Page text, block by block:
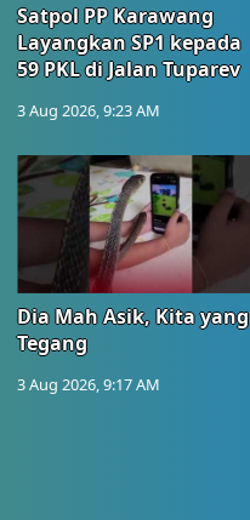
Satpol PP Karawang
Layangkan SP1 kepada
59 PKL di Jalan Tuparev
3 Aug 2026, 9:23 AM
Dia Mah Asik, Kita yang
Tegang
3 Aug 2026, 9:17 AM